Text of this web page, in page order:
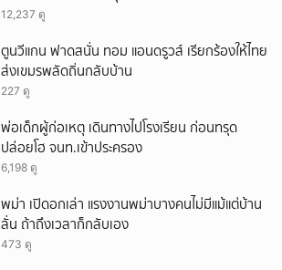
12,237 ดู
ตูนวีแกน ฟาดสนั่น ทอม แอนดรูวส์ เรียกร้องให้ไทย
ส่งเขมรพลัดถิ่นกลับบ้าน
227 ดู
พ่อเด็กผู้ก่อเหตุ เดินทางไปโรงเรียน ก่อนทรุด
ปล่อยโฮ จนท.เข้าประครอง
6,198 ดู
พม่า เปิดอกเล่า แรงงานพม่าบางคนไม่มีแม้แต่บ้าน
ลั่น ถ้าถึงเวลาก็กลับเอง
473 ดู